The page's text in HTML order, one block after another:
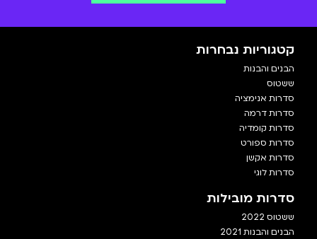
קטגוריות נבחרות
הבנים והבנות
ששטוס
סדרות אנימציה
סדרות דרמה
סדרות קומדיה
סדרות ספורט
סדרות אקשן
סדרות לוגי
סדרות מובילות
ששטוס 2022
הבנים והבנות 2021